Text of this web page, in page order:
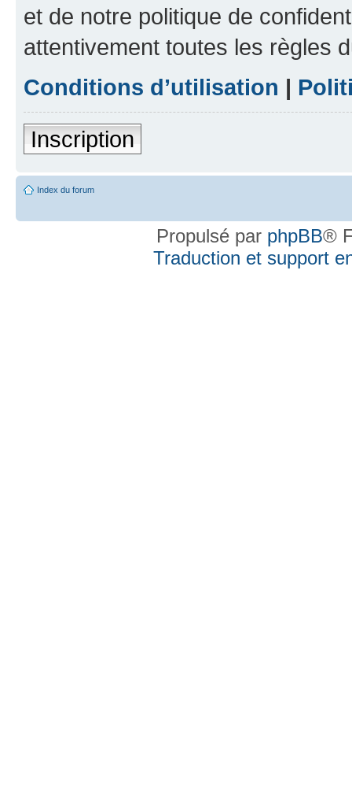
et de notre politique de
attentivement toutes les règles
Conditions d’utilisation |
Inscription
Index du forum
Propulsé par phpBB®
Traduction et support